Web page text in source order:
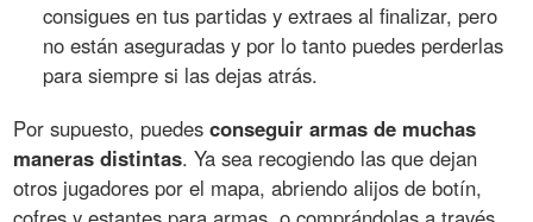
consigues en tus partidas y extraes al finalizar, pero
no están aseguradas y por lo tanto puedes perderlas
para siempre si las dejas atrás.
Por supuesto, puedesconseguir armas de muchas
maneras distintas. Ya sea recogiendo las que dejan
otros jugadores por el mapa, abriendo alijos de botín,